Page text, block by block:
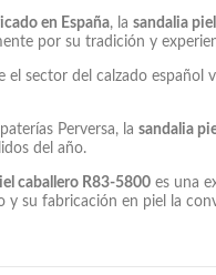
en España, la sandalia
por su tradición y
el sector del calzado español
Perversa, la sandalia
del año.
caballero R83-5800 es una
y su fabricación en piel la